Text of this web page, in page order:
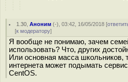
1.30 ,Аноним (-), 03:42, 16/05/2018 [
[к модератору]
Я вообще не понимаю, зачем
использовать? Что, других
Или основная масса школьников,
интернета может подымать
CentOS.